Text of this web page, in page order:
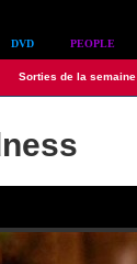
DVD PEOPLE
Sorties de la semaine